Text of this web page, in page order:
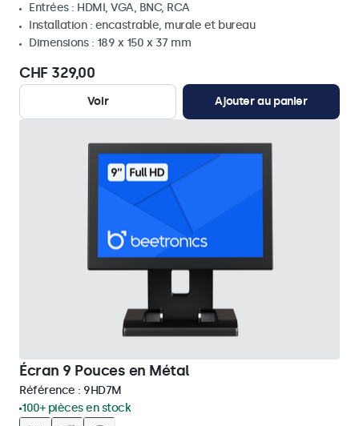
Entrées : HDMI, VGA, BNC, RCA
Installation : encastrable, murale et bureau
Dimensions : 189 x 150 x 37 mm
CHF 329,00
Voir Ajouter au panier
Écran 9 Pouces en Métal
Référence : 9HD7M
100+ pièces en stock